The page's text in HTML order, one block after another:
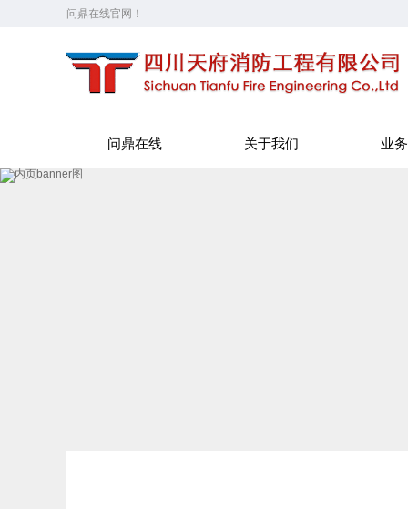
问鼎在线官网！
问鼎在线 关于我们 业